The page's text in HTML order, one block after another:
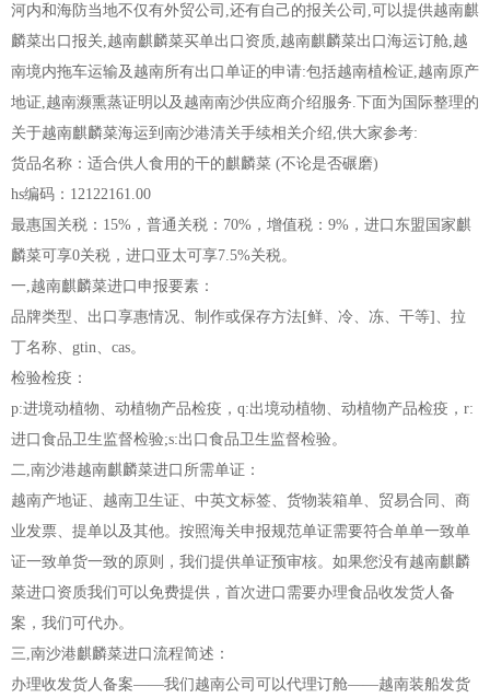
河内和海防当地不仅有外贸公司,还有自己的报关公司,可以提供越南麒
麟菜出口报关,越南麒麟菜买单出口资质,越南麒麟菜出口海运订舱,越
南境内拖车运输及越南所有出口单证的申请:包括越南植检证,越南原产
地证,越南濒熏蒸证明以及越南南沙供应商介绍服务.下面为国际整理的
关于越南麒麟菜海运到南沙港清关手续相关介绍,供大家参考:
货品名称：适合供人食用的干的麒麟菜 (不论是否碾磨)
hs编码：12122161.00
最惠国关税：15%，普通关税：70%，增值税：9%，进口东盟国家麒
麟菜可享0关税，进口亚太可享7.5%关税。
一,越南麒麟菜进口申报要素：
品牌类型、出口享惠情况、制作或保存方法[鲜、冷、冻、干等]、拉
丁名称、gtin、cas。
检验检疫：
p:进境动植物、动植物产品检疫，q:出境动植物、动植物产品检疫，r:
进口食品卫生监督检验;s:出口食品卫生监督检验。
二,南沙港越南麒麟菜进口所需单证：
越南产地证、越南卫生证、中英文标签、货物装箱单、贸易合同、商
业发票、提单以及其他。按照海关申报规范单证需要符合单单一致单
证一致单货一致的原则，我们提供单证预审核。如果您没有越南麒麟
菜进口资质我们可以免费提供，首次进口需要办理食品收发货人备
案，我们可代办。
三,南沙港麒麟菜进口流程简述：
办理收发货人备案——我们越南公司可以代理订舱——越南装船发货